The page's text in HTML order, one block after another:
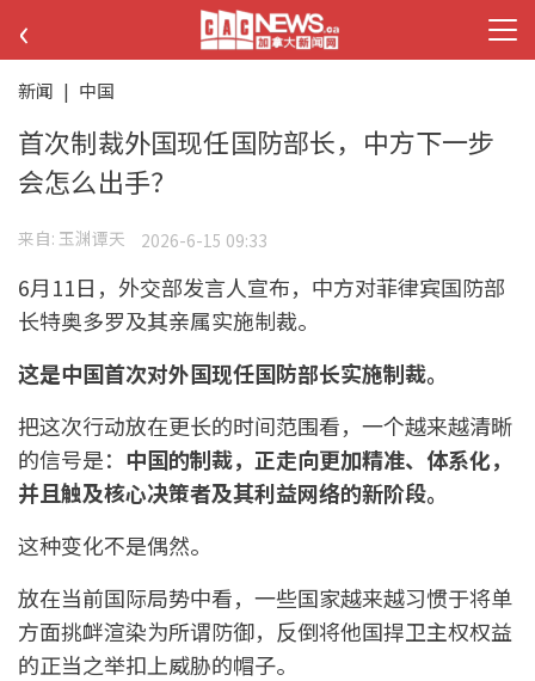
‹
新闻 | 中国
首次制裁外国现任国防部长，中方下一步
会怎么出手？
来自: 玉渊谭天 2026-6-15 09:33
6月11日，外交部发言人宣布，中方对菲律宾国防部
长特奥多罗及其亲属实施制裁。
这是中国首次对外国现任国防部长实施制裁。
把这次行动放在更长的时间范围看，一个越来越清晰
的信号是： 中国的制裁，正走向更加精准、体系化，
并且触及核心决策者及其利益网络的新阶段。
这种变化不是偶然。
放在当前国际局势中看，一些国家越来越习惯于将单
方面挑衅渲染为所谓防御，反倒将他国捍卫主权权益
的正当之举扣上威胁的帽子。